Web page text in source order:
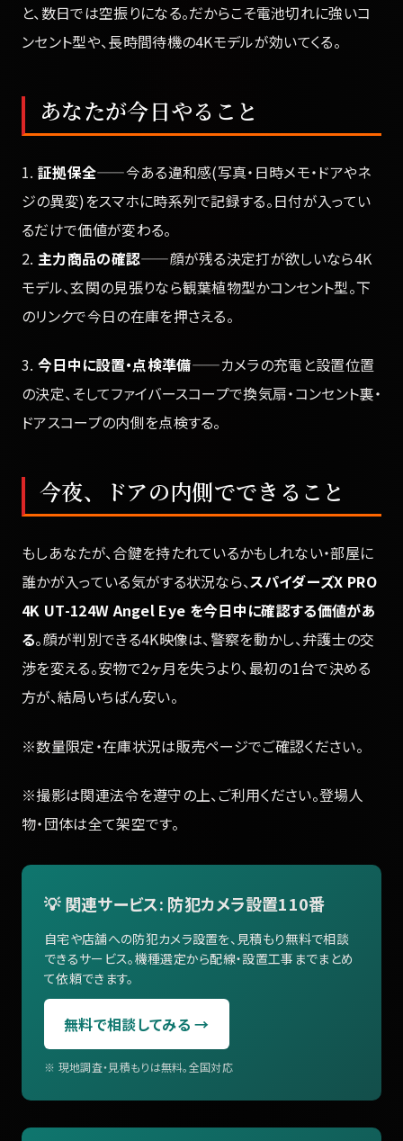
と、数日では空振りになる。だからこそ電池切れに強いコ
ンセント型や、長時間待機の4Kモデルが効いてくる。
あなたが今日やること
1. 証拠保全——今ある違和感(写真・日時メモ・ドアやネ
ジの異変)をスマホに時系列で記録する。日付が入ってい
るだけで価値が変わる。
2. 主力商品の確認——顔が残る決定打が欲しいなら4K
モデル、玄関の見張りなら観葉植物型かコンセント型。下
のリンクで今日の在庫を押さえる。
3. 今日中に設置・点検準備——カメラの充電と設置位置
の決定、そしてファイバースコープで換気扇・コンセント裏・
ドアスコープの内側を点検する。
今夜、ドアの内側でできること
もしあなたが、合鍵を持たれているかもしれない・部屋に
誰かが入っている気がする状況なら、スパイダーズX PRO
4K UT-124W Angel Eye を今日中に確認する価値があ
る。顔が判別できる4K映像は、警察を動かし、弁護士の交
渉を変える。安物で2ヶ月を失うより、最初の1台で決める
方が、結局いちばん安い。
※数量限定・在庫状況は販売ページでご確認ください。
※撮影は関連法令を遵守の上、ご利用ください。登場人
物・団体は全て架空です。
💡 関連サービス: 防犯カメラ設置110番
自宅や店舗への防犯カメラ設置を、見積もり無料で相談
できるサービス。機種選定から配線・設置工事までまとめ
て依頼できます。
無料で相談してみる →
※ 現地調査・見積もりは無料。全国対応